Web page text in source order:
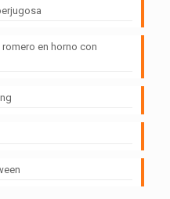
en horno con